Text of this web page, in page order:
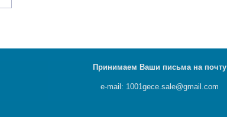
Принимаем Ваши письма на почту
e-mail: 1001gece.sale@gmail.com